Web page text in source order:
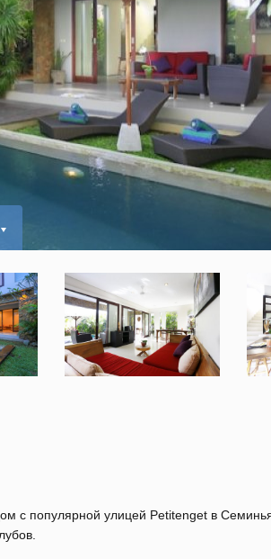
с популярной улицей Petitenget в